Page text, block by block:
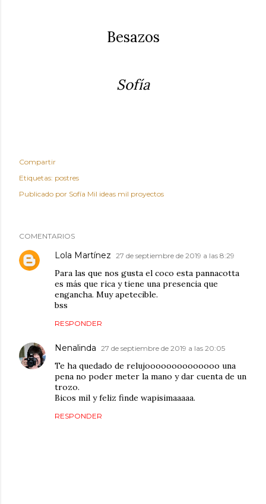
Besazos
Sofía
Compartir
Etiquetas: postres
Publicado por Sofía Mil ideas mil proyectos
COMENTARIOS
Lola Martínez 27 de septiembre de 2019 a las 8:29
Para las que nos gusta el coco esta pannacotta
es más que rica y tiene una presencia que
engancha. Muy apetecible.
bss
RESPONDER
Nenalinda 27 de septiembre de 2019 a las 20:05
Te ha quedado de relujoooooooooooooo una
pena no poder meter la mano y dar cuenta de un
trozo.
Bicos mil y feliz finde wapisimaaaaa.
RESPONDER